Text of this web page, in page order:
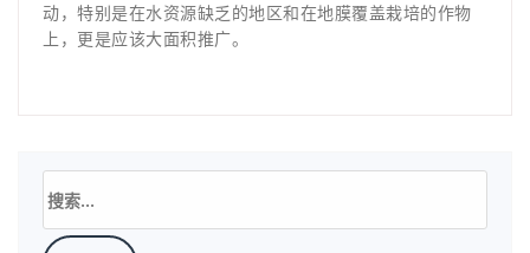
动，特别是在水资源缺乏的地区和在地膜覆盖栽培的作物
上，更是应该大面积推广。
索：